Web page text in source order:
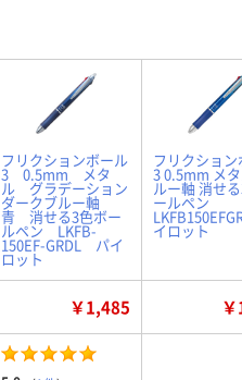
フリクションボール
3 0.5mm メタ
ル グラデーション
ダークブルー軸
青 消せる3色ボー
ルペン LKFB-
150EF-GRDL パイ
ロット
フリクショ
3 0.5mm メ
ルー軸 消せ
ールペン
イロット
￥1,485